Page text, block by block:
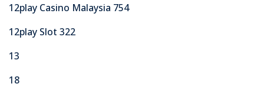
12play Casino Malaysia 754
12play Slot 322
13
18